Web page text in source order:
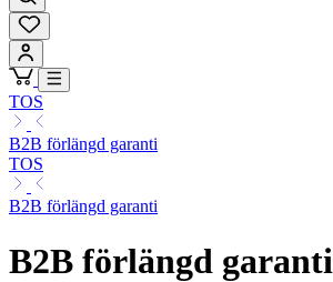
TOS
B2B förlängd garanti
TOS
B2B förlängd garanti
B2B förlängd garanti